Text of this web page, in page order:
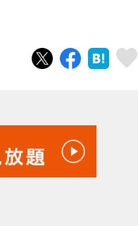
ツイートシェア はてブ